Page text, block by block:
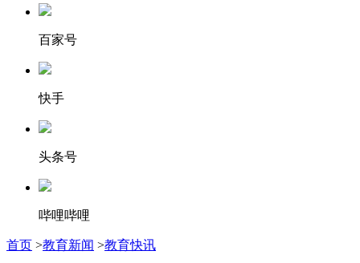
百家号
快手
头条号
哔哩哔哩
首页 >教育新闻 >教育快讯